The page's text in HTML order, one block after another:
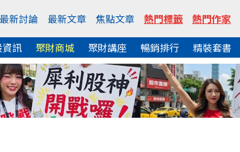
最新討論 最新文章 焦點文章 熱門標籤 熱門作家
訊 聚財商城 聚財講座 暢銷排行 精裝套書